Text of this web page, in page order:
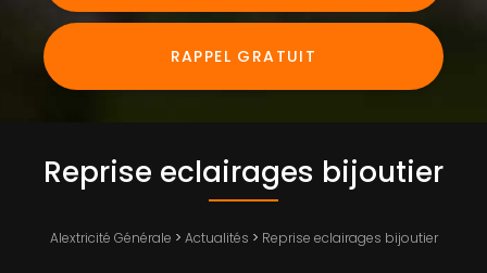
RAPPEL GRATUIT
Reprise eclairages bijoutier
Alextricité Générale > Actualités > Reprise eclairages bijoutier